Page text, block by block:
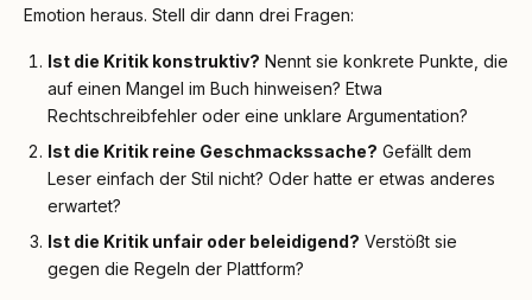
Emotion heraus. Stell dir dann drei Fragen:
Ist die Kritik konstruktiv? Nennt sie konkrete Punkte, die
auf einen Mangel im Buch hinweisen? Etwa
Rechtschreibfehler oder eine unklare Argumentation?
Ist die Kritik reine Geschmackssache? Gefällt dem
Leser einfach der Stil nicht? Oder hatte er etwas anderes
erwartet?
Ist die Kritik unfair oder beleidigend? Verstößt sie
gegen die Regeln der Plattform?